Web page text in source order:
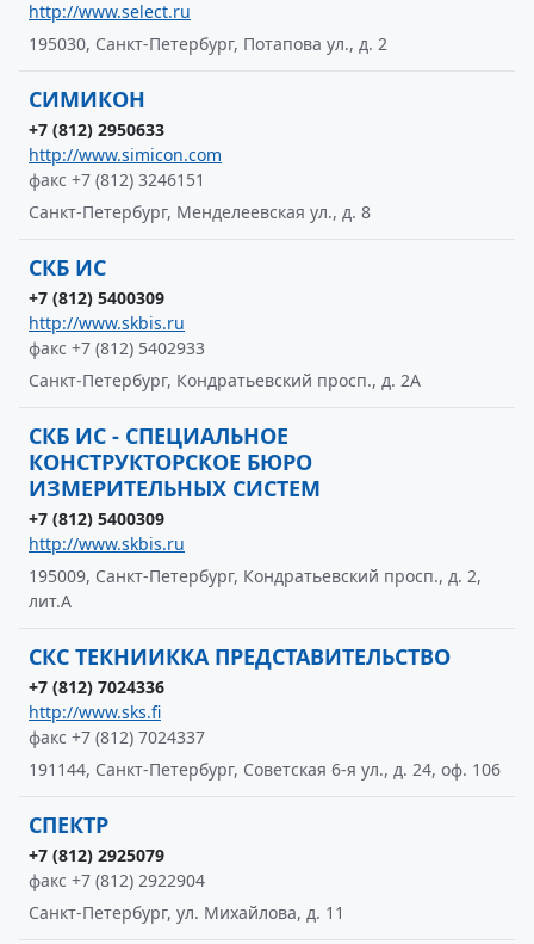
http://www.select.ru
195030, Санкт-Петербург, Потапова ул., д. 2
СИМИКОН
+7 (812) 2950633
http://www.simicon.com
факс +7 (812) 3246151
Санкт-Петербург, Менделеевская ул., д. 8
СКБ ИС
+7 (812) 5400309
http://www.skbis.ru
факс +7 (812) 5402933
Санкт-Петербург, Кондратьевский просп., д. 2А
СКБ ИС - СПЕЦИАЛЬНОЕ
КОНСТРУКТОРСКОЕ БЮРО
ИЗМЕРИТЕЛЬНЫХ СИСТЕМ
+7 (812) 5400309
http://www.skbis.ru
195009, Санкт-Петербург, Кондратьевский просп., д. 2,
лит.А
СКС ТЕКНИИККА ПРЕДСТАВИТЕЛЬСТВО
+7 (812) 7024336
http://www.sks.fi
факс +7 (812) 7024337
191144, Санкт-Петербург, Советская 6-я ул., д. 24, оф. 106
СПЕКТР
+7 (812) 2925079
факс +7 (812) 2922904
Санкт-Петербург, ул. Михайлова, д. 11